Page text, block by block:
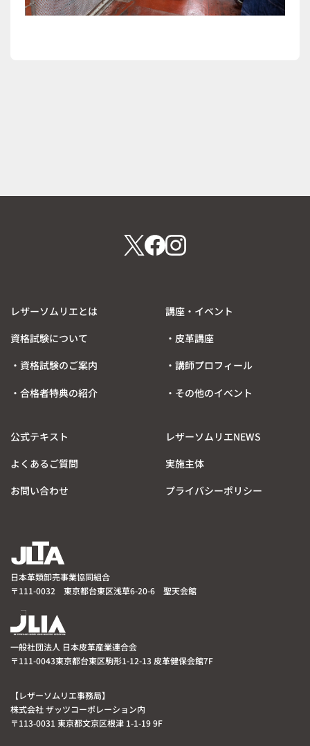
レザーソムリエとは
資格試験について
・資格試験のご案内
・合格者特典の紹介
講座・イベント
・皮革講座
・講師プロフィール
・その他のイベント
公式テキスト
よくあるご質問
お問い合わせ
レザーソムリエNEWS
実施主体
プライバシーポリシー
日本革類卸売事業協同組合
〒111-0032 東京都台東区浅草6-20-6 聖天会館
一般社団法人 日本皮革産業連合会
〒111-0043東京都台東区駒形1-12-13 皮革健保会館7F
【レザーソムリエ事務局】
株式会社 ザッツコーポレーション内
〒113-0031 東京都文京区根津 1-1-19 9F